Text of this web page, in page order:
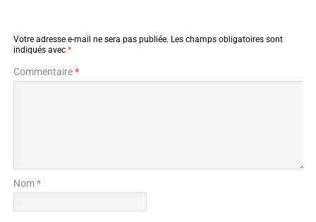
Votre adresse e-mail ne sera pas publiée. Les champs obligatoires sont
indiqués avec *
Commentaire*
Nom *